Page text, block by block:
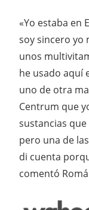
«Yo estaba en
soy sincero yo
unos
he usado aquí
uno de otra
Centrum que
sustancias
pero una de
di cuenta
comentó